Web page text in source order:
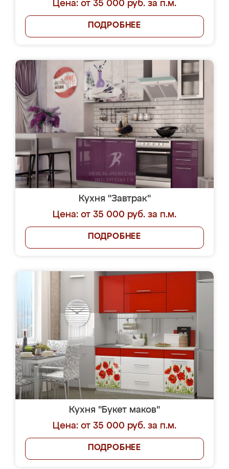
Цена: от 35 000 руб. за п.м.
ПОДРОБНЕЕ
Кухня "Завтрак"
Цена: от 35 000 руб. за п.м.
ПОДРОБНЕЕ
Кухня "Букет маков"
Цена: от 35 000 руб. за п.м.
ПОДРОБНЕЕ